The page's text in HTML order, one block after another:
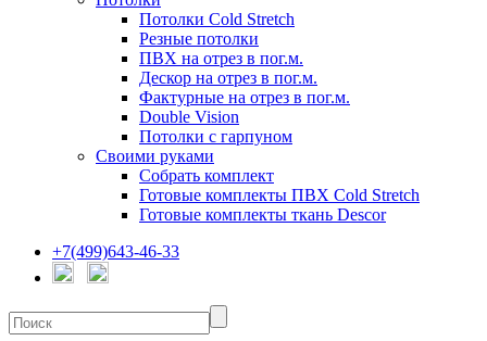
Потолки Cold Stretch
Резные потолки
ПВХ на отрез в пог.м.
Дескор на отрез в пог.м.
Фактурные на отрез в пог.м.
Double Vision
Потолки с гарпуном
Своими руками
Собрать комплект
Готовые комплекты ПВХ Cold Stretch
Готовые комплекты ткань Descor
+7(499)643-46-33